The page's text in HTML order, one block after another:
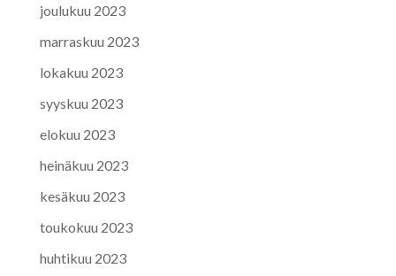
joulukuu 2023
marraskuu 2023
lokakuu 2023
syyskuu 2023
elokuu 2023
heinäkuu 2023
kesäkuu 2023
toukokuu 2023
huhtikuu 2023